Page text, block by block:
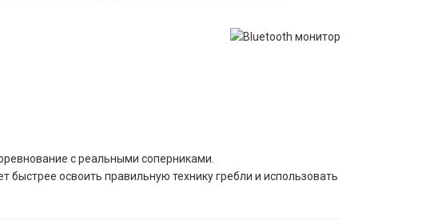
с реальными соперниками.
быстрее освоить правильную технику гребли и использовать